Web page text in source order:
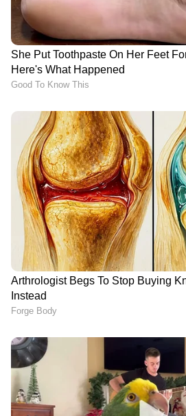
Related Articles
ഗർഭിണിയാകാൻ ഏറ്റവും നല്ല
എപ്പോഴാണ്?
പച്ചക്കറി
ചെയ്താൽ മതി
3
5
Image Credit : Getty
പ്രമേഹം, കൊളസ്‌ട്രോൾ